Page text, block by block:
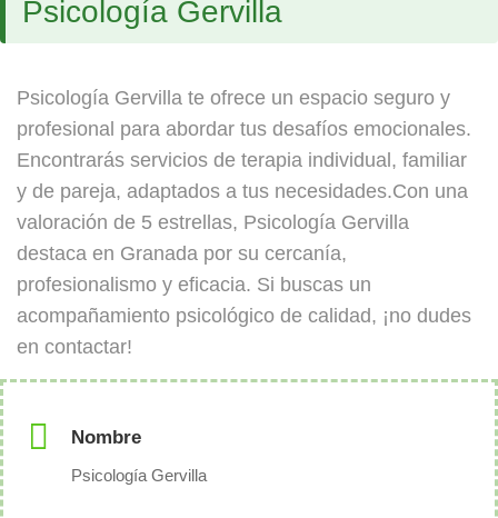
Psicología Gervilla
Psicología Gervilla te ofrece un espacio seguro y
profesional para abordar tus desafíos emocionales.
Encontrarás servicios de terapia individual, familiar
y de pareja, adaptados a tus necesidades.Con una
valoración de 5 estrellas, Psicología Gervilla
destaca en Granada por su cercanía,
profesionalismo y eficacia. Si buscas un
acompañamiento psicológico de calidad, ¡no dudes
en contactar!
Nombre
Psicología Gervilla